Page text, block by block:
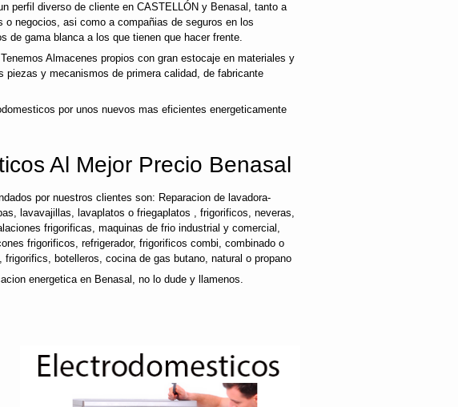
perfil diverso de cliente en CASTELLÓN y Benasal, tanto a
o negocios, asi como a compañias de seguros en los
de gama blanca a los que tienen que hacer frente.
Almacenes propios con gran estocaje en materiales y
piezas y mecanismos de primera calidad, de fabricante
por unos nuevos mas eficientes energeticamente
Al Mejor Precio Benasal
por nuestros clientes son: Reparacion de lavadora-
lavavajillas, lavaplatos o friegaplatos , frigorificos, neveras,
frigorificas, maquinas de frio industrial y comercial,
frigorificos, refrigerador, frigorificos combi, combinado o
frigorifics, botelleros, cocina de gas butano, natural o propano
energetica en Benasal, no lo dude y llamenos.